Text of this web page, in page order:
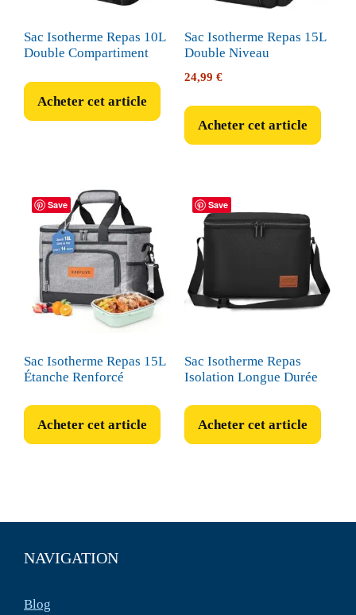
Sac Isotherme Repas 10L
Double Compartiment
Acheter cet article
Sac Isotherme Repas 15L
Double Niveau
24,99 €
Acheter cet article
Save
Sac Isotherme Repas 15L
Étanche Renforcé
Acheter cet article
Save
Sac Isotherme Repas
Isolation Longue Durée
Acheter cet article
NAVIGATION
Blog